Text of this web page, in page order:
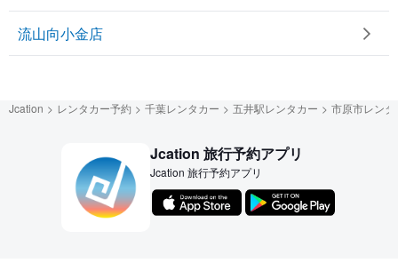
流山向小金店
Jcation レンタカー予約 千葉レンタカー 五井駅レンタカー 市原市レンタ
Jcation 旅行予約アプリ
Jcation 旅行予約アプリ